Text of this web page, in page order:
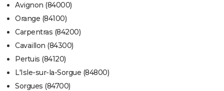
Avignon (84000)
Orange (84100)
Carpentras (84200)
Cavaillon (84300)
Pertuis (84120)
L'Isle-sur-la-Sorgue (84800)
Sorgues (84700)